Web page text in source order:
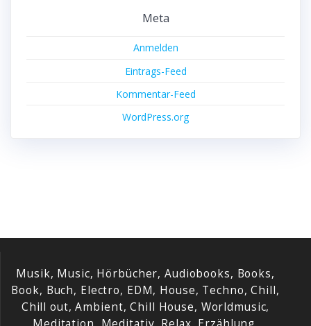
Meta
Anmelden
Eintrags-Feed
Kommentar-Feed
WordPress.org
Musik, Music, Hörbücher, Audiobooks, Books,
Book, Buch, Electro, EDM, House, Techno, Chill,
Chill out, Ambient, Chill House, Worldmusic,